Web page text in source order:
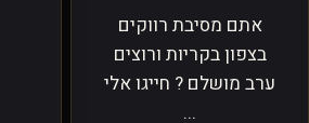
אתם מסיבת רווקים
בצפון בקריות ורוצים
ערב מושלם ? חייגו אלי
...